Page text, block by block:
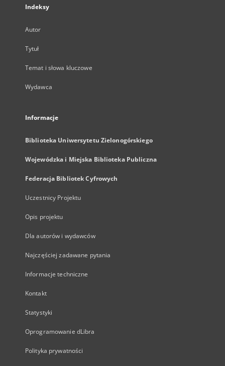
Indeksy
Autor
Tytuł
Temat i słowa kluczowe
Wydawca
Informacje
Biblioteka Uniwersytetu Zielonogórskiego
Wojewódzka i Miejska Biblioteka Publiczna
Federacja Bibliotek Cyfrowych
Uczestnicy Projektu
Opis projektu
Dla autorów i wydawców
Najczęściej zadawane pytania
Informacje techniczne
Kontakt
Statystyki
Oprogramowanie dLibra
Polityka prywatności